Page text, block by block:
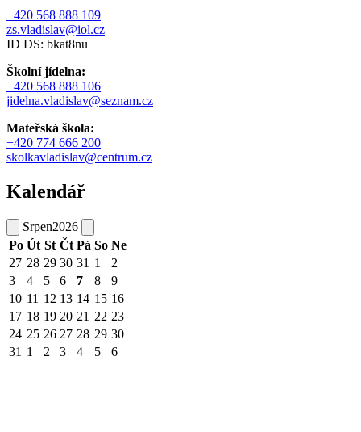
+420 568 888 109
zs.vladislav@iol.cz
ID DS: bkat8nu
Školní jídelna:
+420 568 888 106
jidelna.vladislav@seznam.cz
Mateřská škola:
+420 774 666 200
skolkavladislav@centrum.cz
Kalendář
Srpen2026
Po Út St Čt Pá So Ne
27 28 29 30 31 1
2
3
4 5 6 7 8
9
10 11 12 13 14 15 16
17 18 19 20 21 22 23
24 25 26 27 28 29 30
31 1 2 3 4 5 6